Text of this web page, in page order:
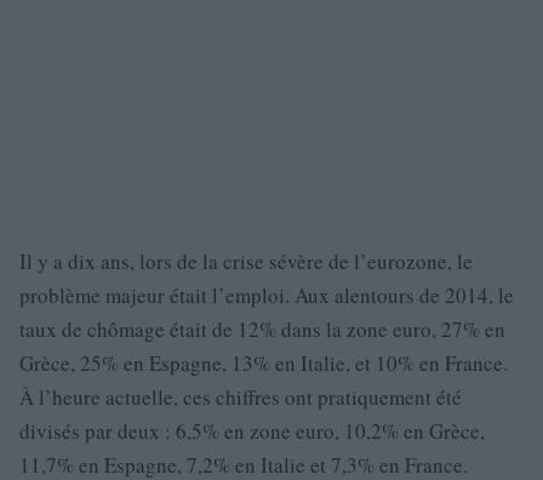
Il y a dix ans, lors de la crise sévère de l’eurozone, le
problème majeur était l’emploi. Aux alentours de 2014, le
taux de chômage était de 12% dans la zone euro, 27% en
Grèce, 25% en Espagne, 13% en Italie, et 10% en France.
À l’heure actuelle, ces chiffres ont pratiquement été
divisés par deux : 6,5% en zone euro, 10,2% en Grèce,
11,7% en Espagne, 7,2% en Italie et 7,3% en France.